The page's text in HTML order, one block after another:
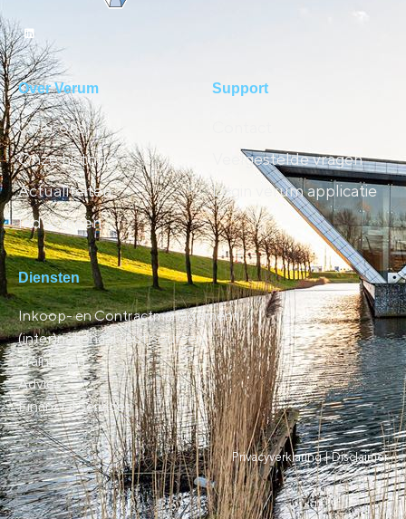
Over Verum
Over ons
Onze historie
Actualiteiten
Industrieën
Support
Veelgestelde vragen
Login verum applicatie
Diensten
Inkoop- en Contractmanagement
(inter)nationaal (out)sourcen
Trainingen
Advies
Financial Services
Privacyverklaring |Disclaimer